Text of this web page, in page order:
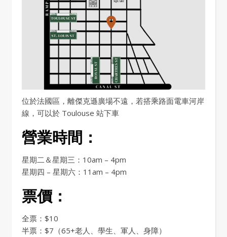
位於法國區，離傑克遜廣場不遠，若搭乘路面電車河岸
線，可以於 Toulouse 站下車
營業時間：
星期二＆星期三：10am – 4pm
星期四 – 星期六：11am – 4pm
票價：
全票：$10
半票：$7（65+老人、學生、軍人、身障）